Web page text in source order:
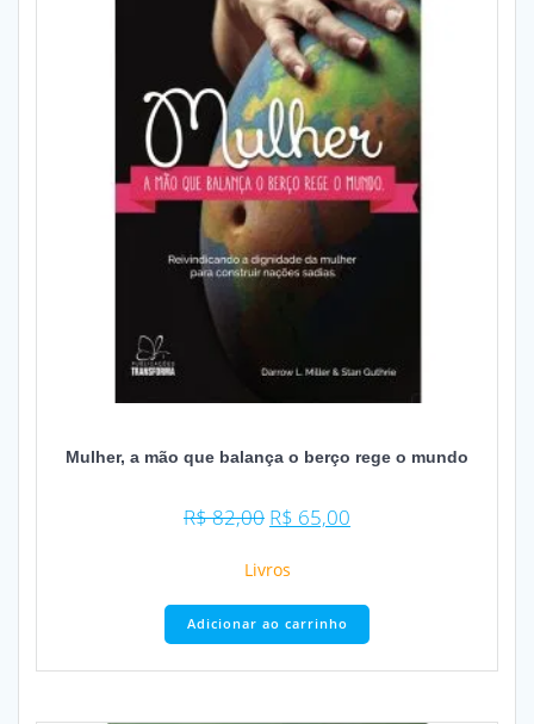
Mulher, a mão que balança o berço rege o mundo
R$82,00 O
original
R$ 82,00.
R$ 65,00
R$ 65,00.
Livros
Adicionar ao carrinho